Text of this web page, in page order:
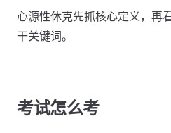
心源性休克先抓核心定义，再
干关键词。
考试怎么考